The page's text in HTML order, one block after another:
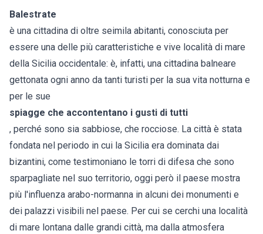
Balestrate
è una cittadina di oltre seimila abitanti, conosciuta per
essere una delle più caratteristiche e vive località di mare
della Sicilia occidentale: è, infatti, una cittadina balneare
gettonata ogni anno da tanti turisti per la sua vita notturna e
per le sue
spiagge che accontentano i gusti di tutti
, perché sono sia sabbiose, che rocciose. La città è stata
fondata nel periodo in cui la Sicilia era dominata dai
bizantini, come testimoniano le torri di difesa che sono
sparpagliate nel suo territorio, oggi però il paese mostra
più l'influenza arabo-normanna in alcuni dei monumenti e
dei palazzi visibili nel paese. Per cui se cerchi una località
di mare lontana dalle grandi città, ma dalla atmosfera